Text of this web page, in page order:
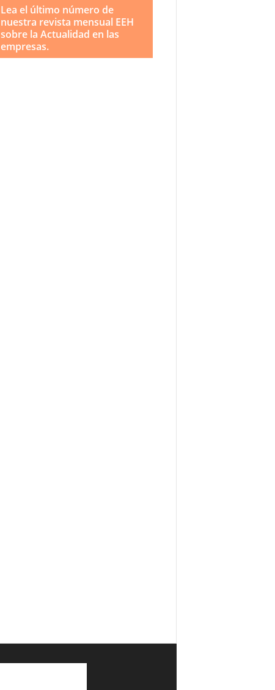
Lea el último número de
nuestra revista mensual EEH
sobre la Actualidad en las
empresas.